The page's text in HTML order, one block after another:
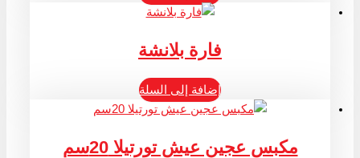
فارة بلانشة
إضافة إلى السلة
مكبس عجين عيش تورتيلا 20سم